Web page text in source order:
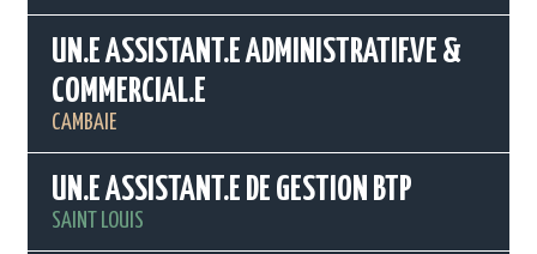
UN.E ASSISTANT.E ADMINISTRATIF.VE &
COMMERCIAL.E
CAMBAIE
UN.E ASSISTANT.E DE GESTION BTP
SAINT LOUIS